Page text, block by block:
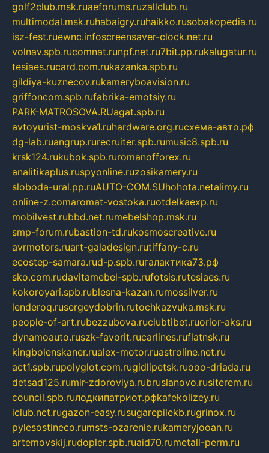
golf2club.msk.ruaeforums.ruzallclub.ru
multimodal.msk.ruhabaigry.ruhaikko.rusobakopedia.ru
isz-fest.ruewnc.infoscreensaver-clock.net.ru
volnav.spb.rucomnat.runpf.net.ru7bit.pp.rukalugatur.ru
tesiaes.rucard.com.rukazanka.spb.ru
gildiya-kuznecov.rukameryboavision.ru
griffoncom.spb.rufabrika-emotsiy.ru
PARK-MATROSOVA.RUagat.spb.ru
avtoyurist-moskva1.ruhardware.org.ruсхема-авто.рф
dg-lab.ruangrup.rurecruiter.spb.rumusic8.spb.ru
krsk124.rukubok.spb.ruromanofforex.ru
analitikaplus.ruspyonline.ruzosikamery.ru
sloboda-ural.pp.ruAUTO-COM.SUhohota.netalimy.ru
online-z.comaromat-vostoka.ruotdelkaexp.ru
mobilvest.rubbd.net.rumebelshop.msk.ru
smp-forum.rubastion-td.rukosmoscreative.ru
avrmotors.ruart-galadesign.rutiffany-c.ru
ecostep-samara.rud-p.spb.ruгалактика73.рф
sko.com.rudavitamebel-spb.rufotsis.rutesiaes.ru
kokoroyari.spb.rublesna-kazan.rumossilver.ru
lenderoq.rusergeydobrin.rutochkazvuka.msk.ru
people-of-art.rubezzubova.ruclubtibet.ruorior-aks.ru
dynamoauto.ruszk-favorit.rucarlines.ruflatnsk.ru
kingbolenskaner.rualex-motor.ruastroline.net.ru
act1.spb.rupolyglot.com.rugidlipetsk.ruooo-driada.ru
detsad125.rumir-zdoroviya.rubruslanovo.rusiterem.ru
council.spb.ruлодкипатриот.рфkafekolizey.ru
iclub.net.rugazon-easy.rusugarepilekb.rugrinox.ru
pylesostineco.rumsts-ozarenie.rukameryjooan.ru
artemovskij.rudopler.spb.ruaid70.rumetall-perm.ru